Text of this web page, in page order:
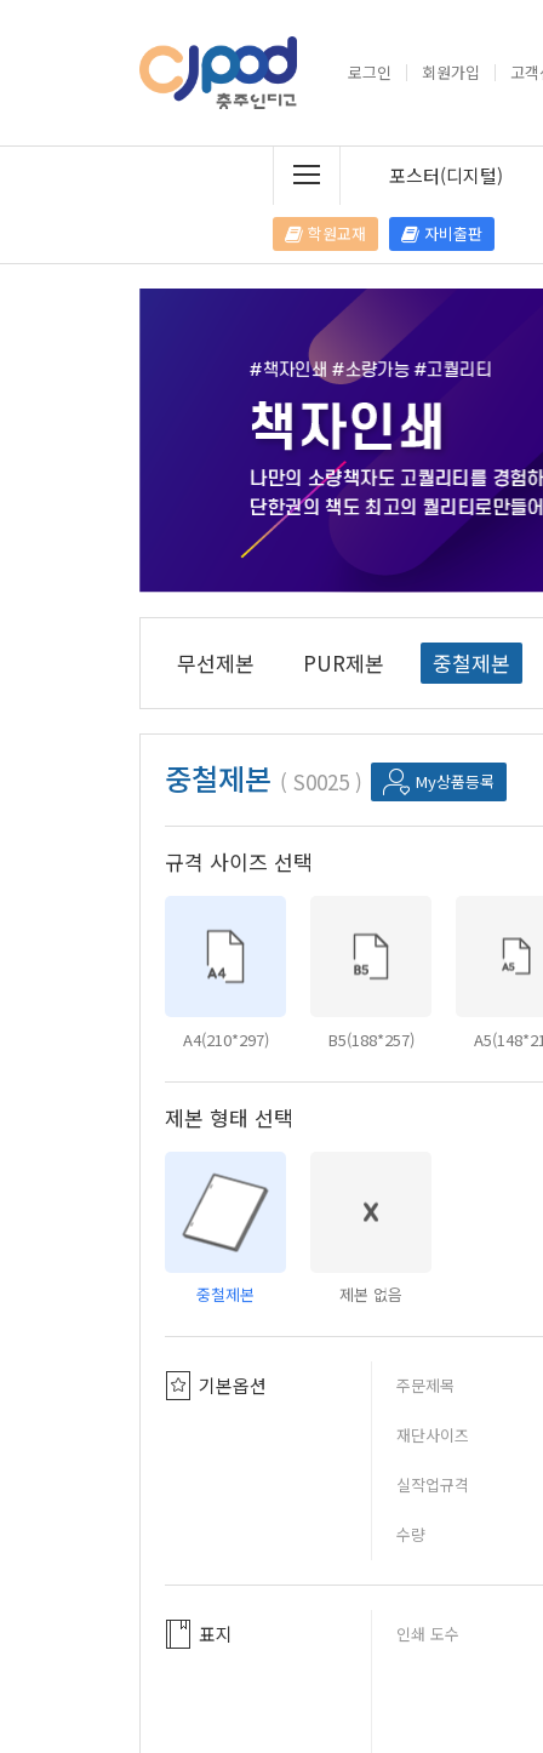
로그인 회원가입 고
포스터(디지털)
학원교재 자비출판
무선제본 PUR제본 중철제본
중철제본 S0025 My상품등록
규격 사이즈 선택
A4(210*297) B5(188*257)
제본 형태 선택
중철제본 제본 없음
기본옵션 주문제목
재단사이즈
실작업규격
수량
표지 인쇄 도수